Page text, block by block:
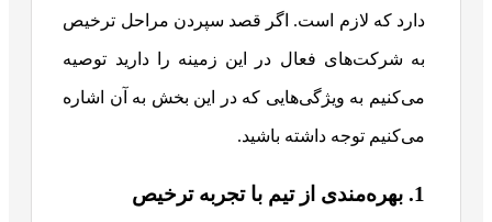
دارد که لازم است. اگر قصد سپردن مراحل ترخیص
به شرکت‌های فعال در این زمینه را دارید توصیه
می‌کنیم به ویژگی‌هایی که در این بخش به آن اشاره
می‌کنیم توجه داشته باشید.
1. بهره‌مندی از تیم با تجربه ترخیص